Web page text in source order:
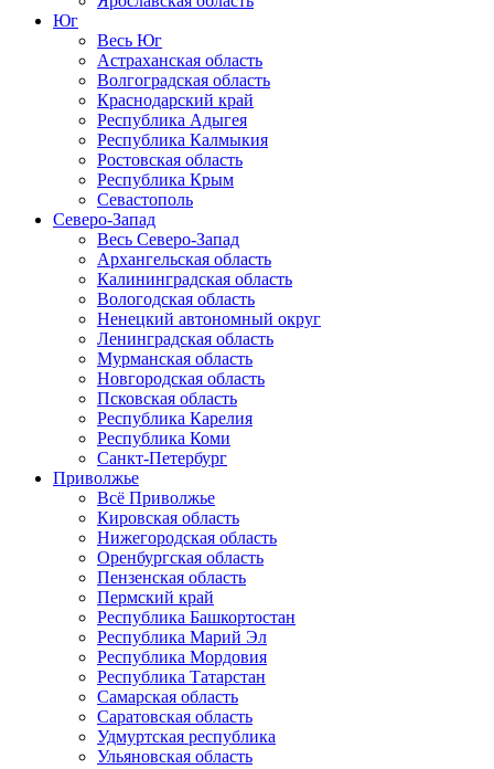
Юг
Весь Юг
Астраханская область
Волгоградская область
Краснодарский край
Республика Адыгея
Республика Калмыкия
Ростовская область
Республика Крым
Севастополь
Северо-Запад
Весь Северо-Запад
Архангельская область
Калининградская область
Вологодская область
Ненецкий автономный округ
Ленинградская область
Мурманская область
Новгородская область
Псковская область
Республика Карелия
Республика Коми
Санкт-Петербург
Приволжье
Всё Приволжье
Кировская область
Нижегородская область
Оренбургская область
Пензенская область
Пермский край
Республика Башкортостан
Республика Марий Эл
Республика Мордовия
Республика Татарстан
Самарская область
Саратовская область
Удмуртская республика
Ульяновская область